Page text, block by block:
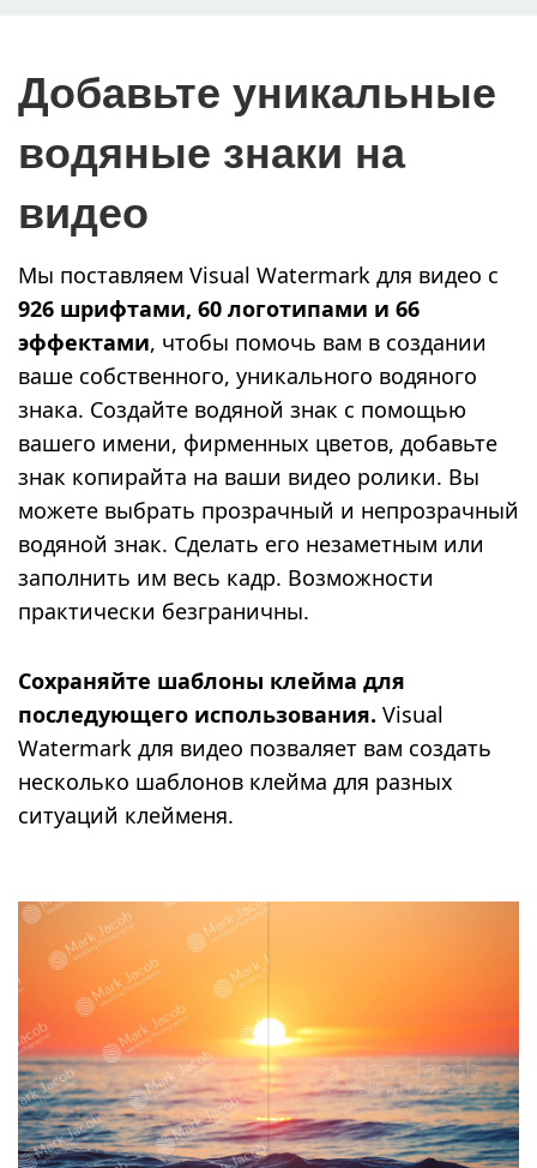
Добавьте уникальные
водяные знаки на
видео
Мы поставляем Visual Watermark для видео с
926 шрифтами, 60 логотипами и 66
эффектами, чтобы помочь вам в создании
ваше собственного, уникального водяного
знака. Создайте водяной знак с помощью
вашего имени, фирменных цветов, добавьте
знак копирайта на ваши видео ролики. Вы
можете выбрать прозрачный и непрозрачный
водяной знак. Сделать его незаметным или
заполнить им весь кадр. Возможности
практически безграничны.
Сохраняйте шаблоны клейма для
последующего использования. Visual
Watermark для видео позваляет вам создать
несколько шаблонов клейма для разных
ситуаций клейменя.